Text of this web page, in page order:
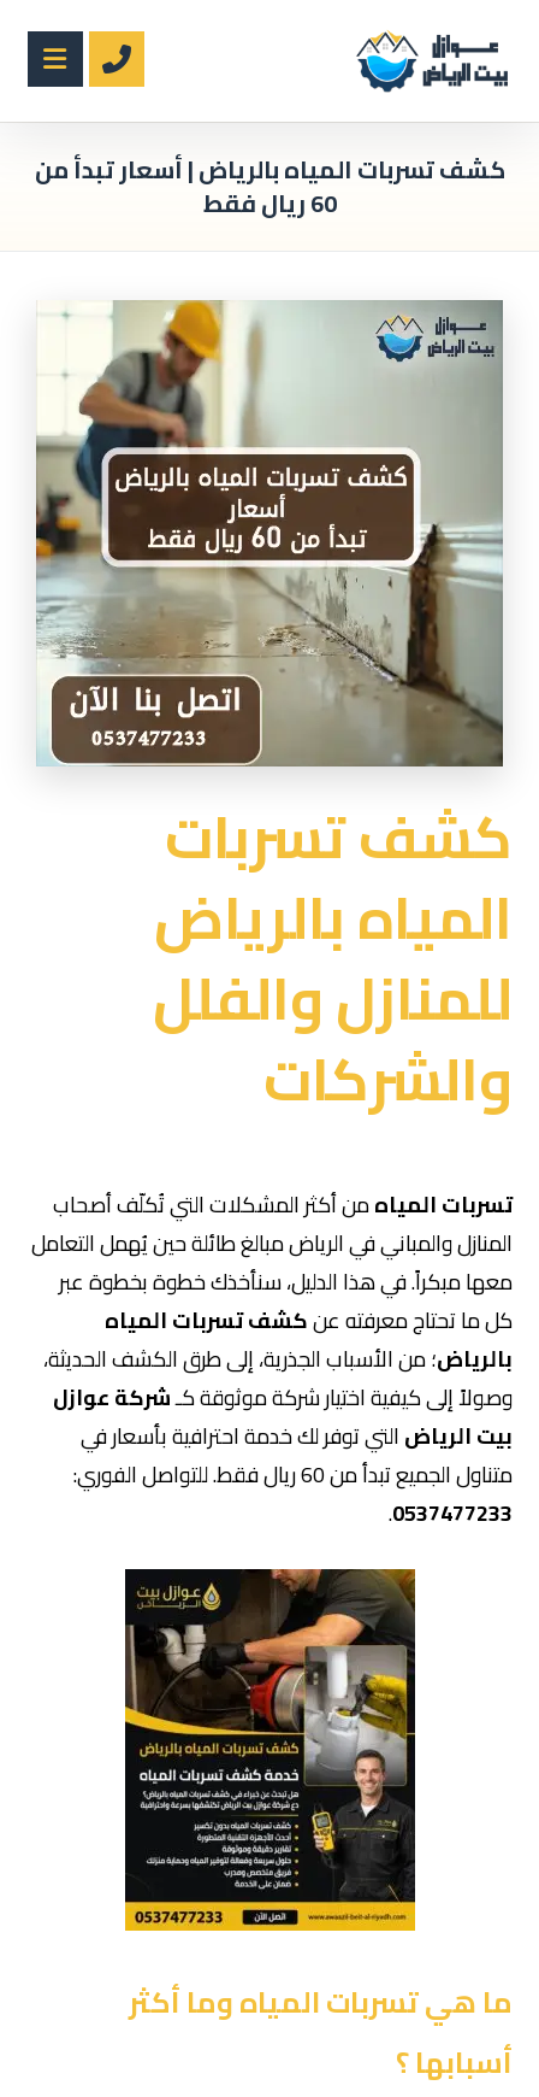
كشف تسربات المياه بالرياض | أسعار تبدأ من
60 ريال فقط
كشف تسربات
المياه بالرياض
للمنازل والفلل
والشركات
تسربات المياهمن أكثر المشكلات التي تُكلّف أصحاب
المنازل والمباني في الرياض مبالغ طائلة حين يُهمل التعامل
معها مبكراً. في هذا الدليل، سنأخذك خطوة بخطوة عبر
كل ما تحتاج معرفته عنكشف تسربات المياه
بالرياض؛ من الأسباب الجذرية، إلى طرق الكشف الحديثة،
وصولاً إلى كيفية اختيار شركة موثوقة كـشركة عوازل
بيت الرياضالتي توفر لك خدمة احترافية بأسعار في
متناول الجميع تبدأ من 60 ريال فقط. للتواصل الفوري:
0537477233
.
ما هي تسربات المياه وما أكثر
أسبابها ؟